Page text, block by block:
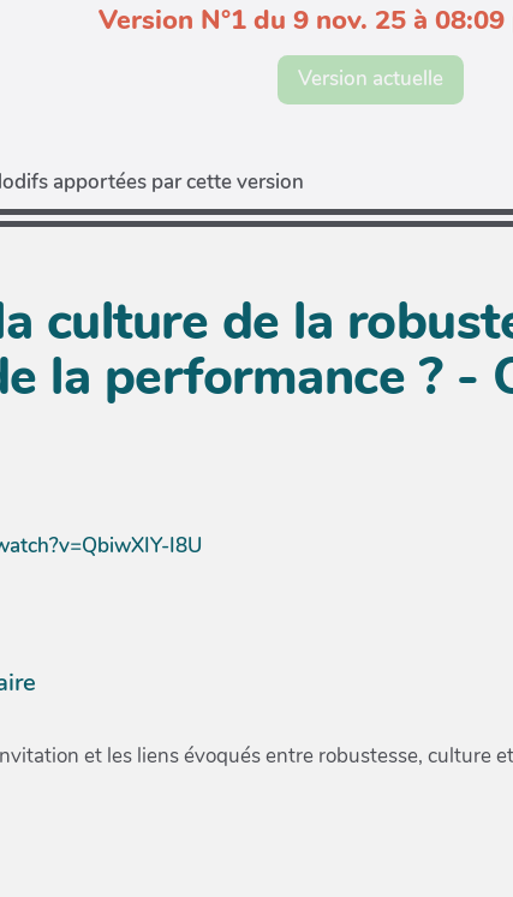
Version N°1 du 9 nov. 25 à
Version actuelle
apportées par cette version
culture de la
la performance ? -
I8U
et les liens évoqués entre robustesse, culture